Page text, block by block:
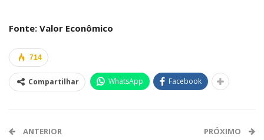
Fonte: Valor Econômico
714
Compartilhar WhatsApp Facebook
ANTERIOR PRÓXIMO